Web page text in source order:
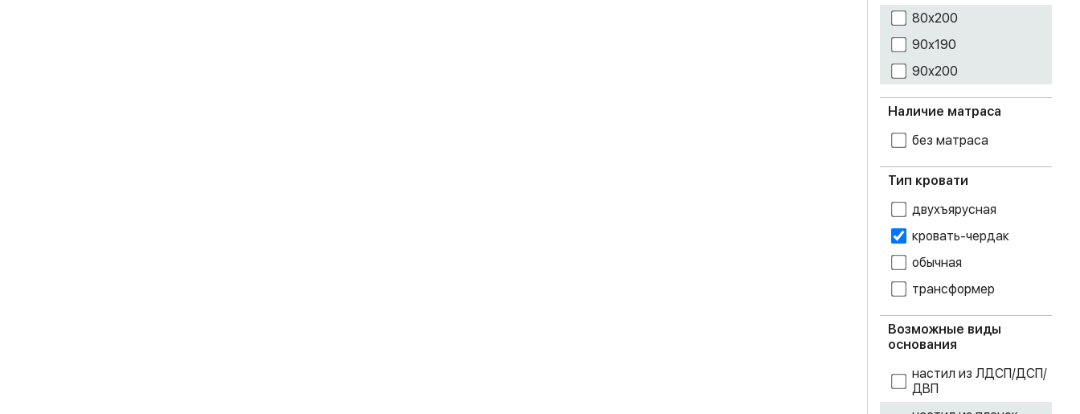
дуб каньон
дуб крафт белый
дуб крафт серый
дуб крафт
мореный
дуб шале
серебро
изумруд
кенди
80х200
90х190
90х200
Наличие матраса
без матраса
Тип кровати
двухъярусная
кровать-чердак
обычная
трансформер
Возможные виды
основания
настил из ЛДСП/ДСП/
ДВП